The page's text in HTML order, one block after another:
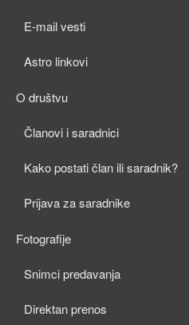
E-mail vesti
Astro linkovi
O društvu
Članovi i saradnici
Kako postati član ili saradnik?
Prijava za saradnike
Fotografije
Snimci predavanja
Direktan prenos